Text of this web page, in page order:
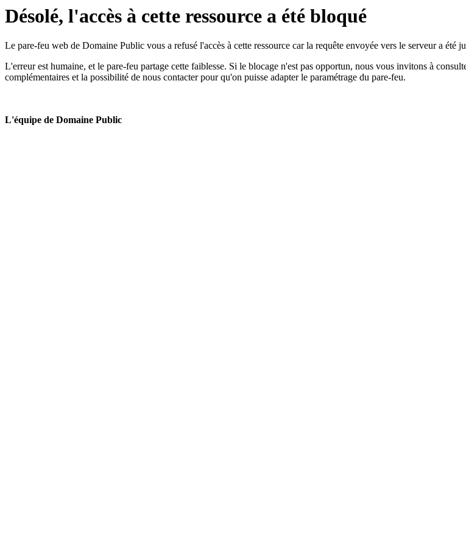
Désolé, l'accès à cette ressource a été bloqué
Le pare-feu web de Domaine Public vous a refusé l'accès à cette ressource car la requête envoyée vers le serveur a été
L'erreur est humaine, et le pare-feu partage cette faiblesse. Si le blocage n'est pas opportun, nous vous invitons à
complémentaires et la possibilité de nous contacter pour qu'on puisse adapter le paramétrage du pare-feu.
L'équipe de Domaine Public